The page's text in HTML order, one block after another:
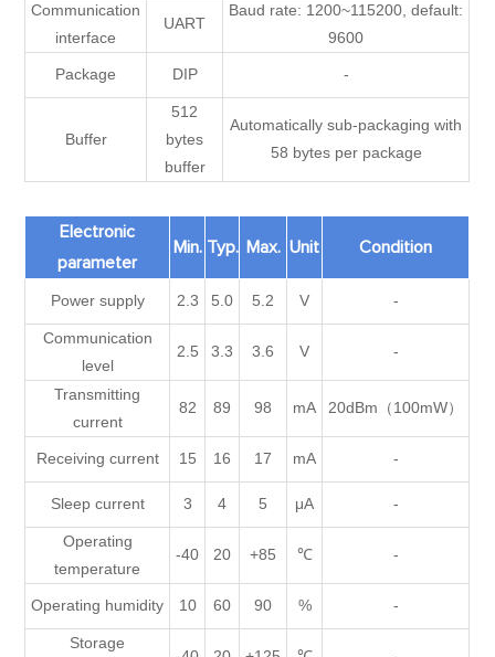
Communication
interface
UART
Baud rate: 1200~115200, default:
9600
Package DIP -
Buffer
512
bytes
buffer
Automatically sub-packaging with
58 bytes per package
Electronic
parameter
Min. Typ. Max. Unit Condition
Power supply 2.3 5.0 5.2 V -
Communication
level
2.5 3.3 3.6 V -
Transmitting
current
82 89 98 mA 20dBm（100mW）
Receiving current 15 16 17 mA -
Sleep current 3 4 5 μA -
Operating
temperature
-40 20 +85 ℃ -
Operating humidity 10 60 90 % -
Storage